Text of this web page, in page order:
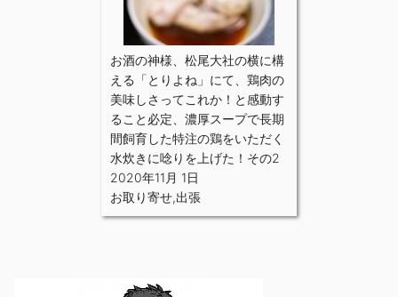
お酒の神様、松尾大社の横に構
える「とりよね」にて、鶏肉の
美味しさってこれか！と感動す
ること必定、濃厚スープで長期
間飼育した特注の鶏をいただく
水炊きに唸りを上げた！その2
2020年11月 1日
お取り寄せ,出張